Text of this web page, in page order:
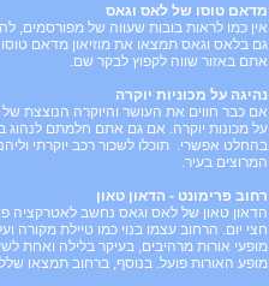
מדאם טוסו של לאס וגאס
אין כמו לראות בובות שעווה של מפורסמים,
גם בלאס וגאס תמצאו את מוזיאון מדאם טוסו
אתם באזור שווה לקפוץ לבקר שם.
נהיגה על מכוניות יוקרה
אם כבר חווים את העושר והיוקרה הנוצצת
על מכונות יוקרה. אם גם אתם חלמתם לנהוג
בהחלט אפשרי. תוכלו לשכור רכב יוקרתי
המרוצים בעיר.
רחוב פרימונט - הדאון טאון
הדאון טאון של לאס וגאס נחשב לאטרקציה
חצי יום. הרחוב עצמו בנוי כמו טיילת מקורה
מופעי אורות מרהיבים, בעיקר בלילה ואחת
מופע האורות פועל. בנוסף, ברחוב תמצאו